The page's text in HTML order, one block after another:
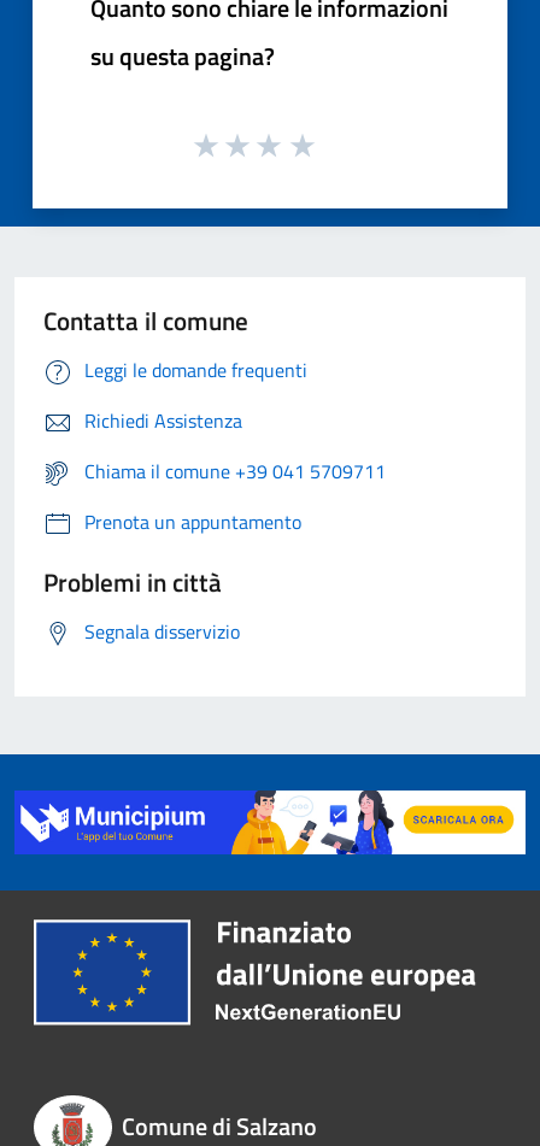
su questa pagina?
Contatta il comune
Leggi le domande frequenti
Richiedi Assistenza
Chiama il comune +39 041 5709711
Prenota un appuntamento
Problemi in città
Segnala disservizio
Comune di Salzano